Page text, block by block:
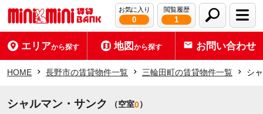
お気に入り
0
閲覧履歴
1
エリアから探す 地図から探す お問い合わせ
HOME 長野市の賃貸物件一覧 三輪田町の賃貸物件一覧 シ
シャルマン・サンク （空室0）